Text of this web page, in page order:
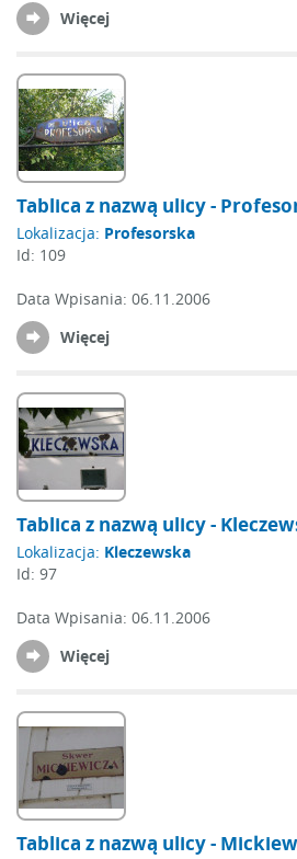
Więcej
Tablica z nazwą ulicy -
Lokalizacja: Profesorska
Id: 109
Data Wpisania: 06.11.2006
Więcej
Tablica z nazwą ulicy -
Lokalizacja: Kleczewska
Id: 97
Data Wpisania: 06.11.2006
Więcej
Tablica z nazwą ulicy -